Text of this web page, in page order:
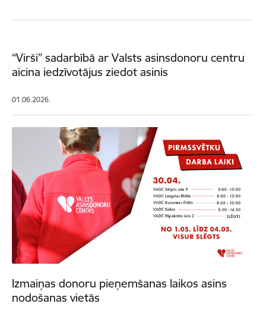
“Virši” sadarbībā ar Valsts asinsdonoru centru
aicina iedzīvotājus ziedot asinis
01.06.2026.
Izmaiņas donoru pieņemšanas laikos asins
nodošanas vietās